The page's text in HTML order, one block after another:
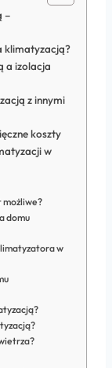
–
klimatyzacją?
a izolacja
z innymi
koszty
w
możliwe?
domu
w